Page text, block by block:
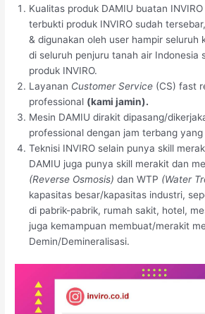
Kualitas produk DAMIU buatan
terbukti produk INVIRO sudah
& digunakan oleh user hampir seluruh
di seluruh penjuru tanah air Indonesia
produk INVIRO.
Layanan Customer Service (CS) fast
professional (kami jamin).
Mesin DAMIU dirakit dipasang/
professional dengan jam terbang
Teknisi INVIRO selain punya skill
DAMIU juga punya skill merakit dan
(Reverse Osmosis) dan WTP (Water
kapasitas besar/kapasitas industri,
di pabrik-pabrik, rumah sakit, hotel,
juga kemampuan membuat/merakit
Demin/Demineralisasi.